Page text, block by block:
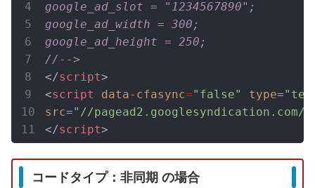
google_ad_slot = "1234567890";
google_ad_width = 300;
google_ad_height = 250;
//-->
</script>
<script data-cfasync="false" type=
src="//pagead2.googlesyndication.com/
</script>
コードタイプ：非同期 の場合